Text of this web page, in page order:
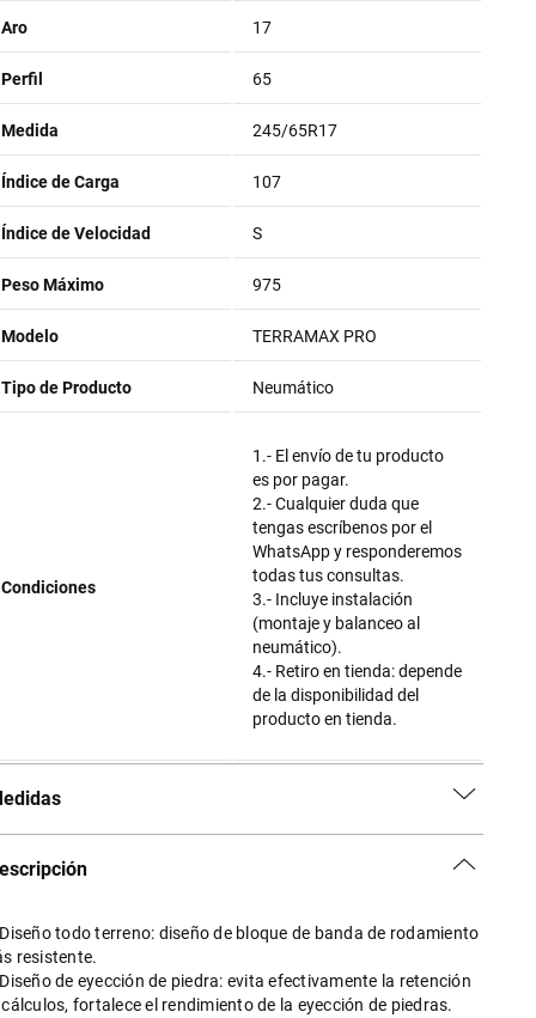
Aro 17
Perfil 65
Medida 245/65R17
Índice de Carga 107
Índice de Velocidad S
Peso Máximo 975
Modelo TERRAMAX PRO
Tipo de Producto Neumático
Condiciones
1.- El envío de tu producto
es por pagar.
2.- Cualquier duda que
tengas escríbenos por el
WhatsApp y responderemos
todas tus consultas.
3.- Incluye instalación
(montaje y balanceo al
neumático).
4.- Retiro en tienda: depende
de la disponibilidad del
producto en tienda.
todo terreno: diseño de bloque de banda de rodamiento
resistente.
de eyección de piedra: evita efectivamente la retención
fortalece el rendimiento de la eyección de piedras.